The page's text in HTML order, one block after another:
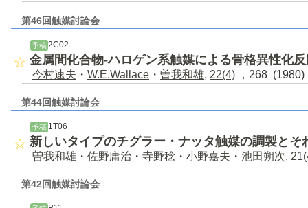
第46回触媒討論会
予稿 2C02
金属間化合物-ハロゲン系触媒による骨格異性化
今村速夫 ・ W.E.Wallace ・ 曽我和雄, 22(4) ，268
第44回触媒討論会
予稿1T06
新しいタイプのチグラー・ナッタ触媒の調製とそ
曽我和雄 ・ 佐野庸治 ・ 寺野稔 ・ 小野嘉夫 ・ 池田朔次,
第42回触媒討論会